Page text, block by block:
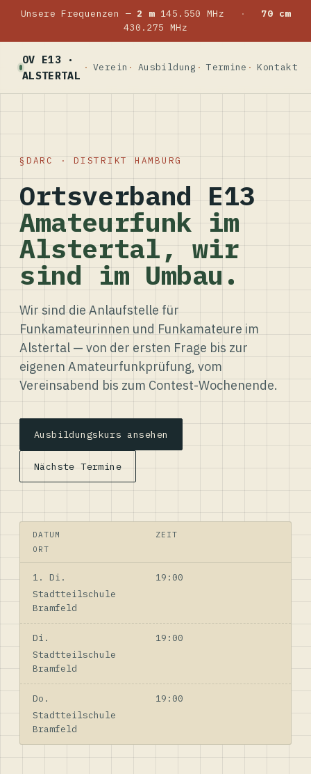
Unsere Frequenzen — 2 m145.550 MHz ·
70 cm
430.275 MHz
OV E13 ·
ALSTERTAL
Verein Ausbildung Termine Kontakt
DARC · DISTRIKT HAMBURG
Ortsverband E13
Amateurfunk im
Alstertal, wir
sind im Umbau.
Wir sind die Anlaufstelle für
Funkamateurinnen und Funkamateure im
Alstertal — von der ersten Frage bis zur
eigenen Amateurfunkprüfung, vom
Vereinsabend bis zum Contest-Wochenende.
Ausbildungskurs ansehen
Nächste Termine
DATUM
ZEIT
ORT
1. Di.
19:00
Stadtteilschule
Bramfeld
Di.
19:00
Stadtteilschule
Bramfeld
Do.
19:00
Stadtteilschule
Bramfeld